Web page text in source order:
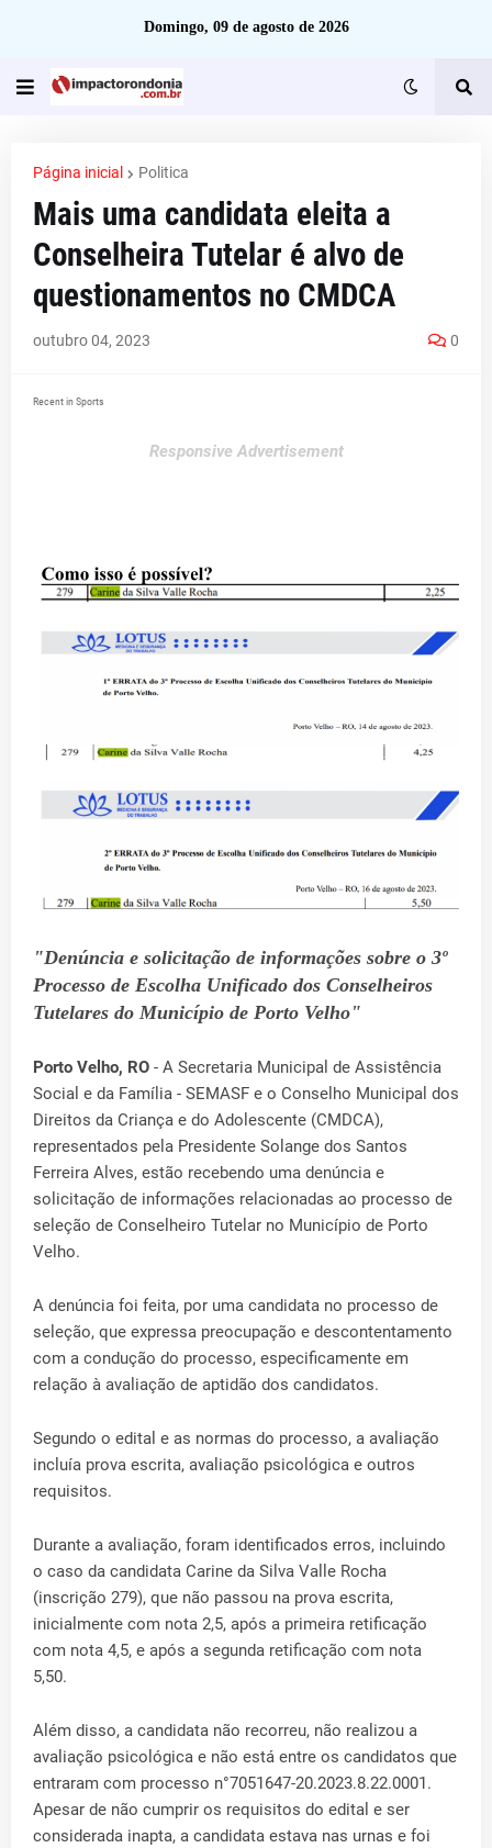
Domingo, 09 de agosto de 2026
Página inicial Politica
Mais uma candidata eleita a
Conselheira Tutelar é alvo de
questionamentos no CMDCA
outubro 04, 2023 0
Recent in Sports
Responsive Advertisement
"Denúncia e solicitação de informações sobre o 3º
Processo de Escolha Unificado dos Conselheiros
Tutelares do Município de Porto Velho"
Porto Velho, RO - A Secretaria Municipal de Assistência
Social e da Família - SEMASF e o Conselho Municipal dos
Direitos da Criança e do Adolescente (CMDCA),
representados pela Presidente Solange dos Santos
Ferreira Alves, estão recebendo uma denúncia e
solicitação de informações relacionadas ao processo de
seleção de Conselheiro Tutelar no Município de Porto
Velho.
A denúncia foi feita, por uma candidata no processo de
seleção, que expressa preocupação e descontentamento
com a condução do processo, especificamente em
relação à avaliação de aptidão dos candidatos.
Segundo o edital e as normas do processo, a avaliação
incluía prova escrita, avaliação psicológica e outros
requisitos.
Durante a avaliação, foram identificados erros, incluindo
o caso da candidata Carine da Silva Valle Rocha
(inscrição 279), que não passou na prova escrita,
inicialmente com nota 2,5, após a primeira retificação
com nota 4,5, e após a segunda retificação com nota
5,50.
Além disso, a candidata não recorreu, não realizou a
avaliação psicológica e não está entre os candidatos que
entraram com processo n°7051647-20.2023.8.22.0001.
Apesar de não cumprir os requisitos do edital e ser
considerada inapta, a candidata estava nas urnas e foi